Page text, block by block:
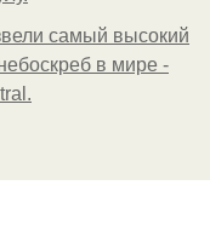
самый высокий
в мире -